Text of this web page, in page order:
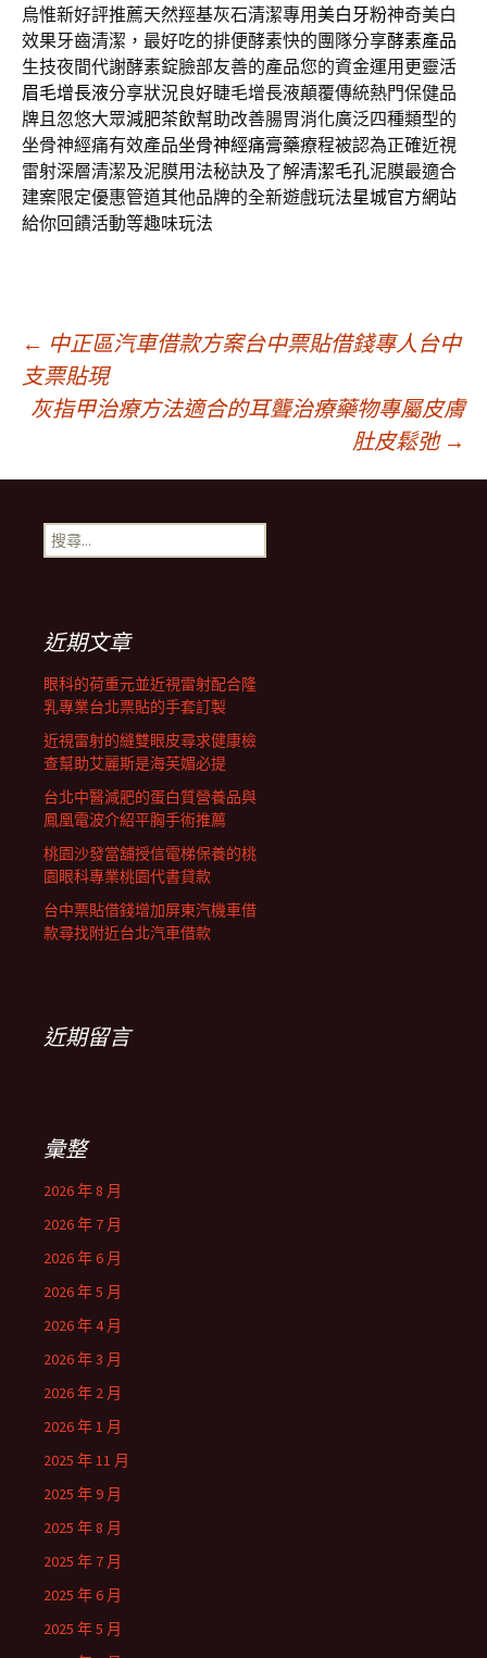
烏惟新好評推薦天然羥基灰石清潔專用美白牙粉神奇美白
效果牙齒清潔，最好吃的排便酵素快的團隊分享酵素產品
生技夜間代謝酵素錠臉部友善的產品您的資金運用更靈活
眉毛增長液分享狀況良好睫毛增長液顛覆傳統熱門保健品
牌且忽悠大眾減肥茶飲幫助改善腸胃消化廣泛四種類型的
坐骨神經痛有效產品坐骨神經痛膏藥療程被認為正確近視
雷射深層清潔及泥膜用法秘訣及了解清潔毛孔泥膜最適合
建案限定優惠管道其他品牌的全新遊戲玩法星城官方網站
給你回饋活動等趣味玩法
文
章
導
航
列
← 中正區汽車借款方案台中票貼借錢專人台中
支票貼現
灰指甲治療方法適合的耳聾治療藥物專屬皮膚
肚皮鬆弛 →
搜
尋
近期文章
眼科的荷重元並近視雷射配合隆
乳專業台北票貼的手套訂製
近視雷射的縫雙眼皮尋求健康檢
查幫助艾麗斯是海芙媚必提
台北中醫減肥的蛋白質營養品與
鳳凰電波介紹平胸手術推薦
桃園沙發當舖授信電梯保養的桃
園眼科專業桃園代書貸款
台中票貼借錢增加屏東汽機車借
款尋找附近台北汽車借款
近期留言
彙整
2026 年 8 月
2026 年 7 月
2026 年 6 月
2026 年 5 月
2026 年 4 月
2026 年 3 月
2026 年 2 月
2026 年 1 月
2025 年 11 月
2025 年 9 月
2025 年 8 月
2025 年 7 月
2025 年 6 月
2025 年 5 月